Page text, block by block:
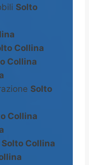
Solto
Collina
Collina
Solto
Collina
Solto Collina